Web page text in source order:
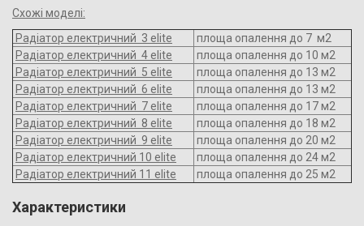
Схожі моделі:
Радіатор електричний 3 elite
площа опалення до 7 м2
Радіатор електричний 4 elite
площа опалення до 10 м2
Радіатор електричний 5 elite
площа опалення до 13 м2
Радіатор електричний 6 elite
площа опалення до 13 м2
Радіатор електричний 7 elite
площа опалення до 17 м2
Радіатор електричний 8 elite
площа опалення до 18 м2
Радіатор електричний 9 elite
площа опалення до 20 м2
Радіатор електричний 10 elite
площа опалення до 24 м2
Радіатор електричний 11 elite
площа опалення до 25 м2
Характеристики